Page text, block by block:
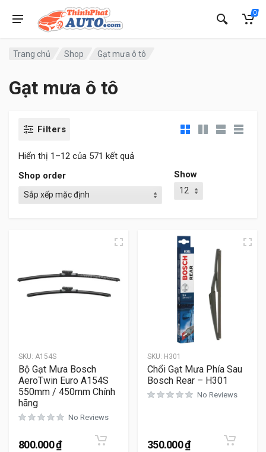
0
Trang chủ Shop Gạt mưa ô tô
Gạt mưa ô tô
Filters
Hiển thị 1–12 của 571 kết quả
Shop order
Show
SKU: A154S
Bộ Gạt Mưa Bosch
AeroTwin Euro A154S
550mm / 450mm Chính
hãng
No Reviews
800.000₫
SKU: H301
Chổi Gạt Mưa Phía Sau
Bosch Rear – H301
No Reviews
350.000₫